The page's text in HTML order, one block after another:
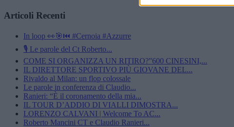
Articoli Recenti
In loop 👀🎯⏮️ #Cernoia #Azzurre
🎙️ Le parole del Ct Roberto...
COME SI ORGANIZZA UN RITIRO?”600 CINESINI,...
IL DIRETTORE SPORTIVO PIÙ GIOVANE DEL...
Rivaldo al Milan: un flop colossale
Le parole in conferenza di Claudio...
Ranieri: “È il coronamento della mia...
IL TOUR D’ADDIO DI VIALLI DIMOSTRA...
LORENZO CALVANI | Welcome To AC...
Roberto Mancini CT e Claudio Ranieri...